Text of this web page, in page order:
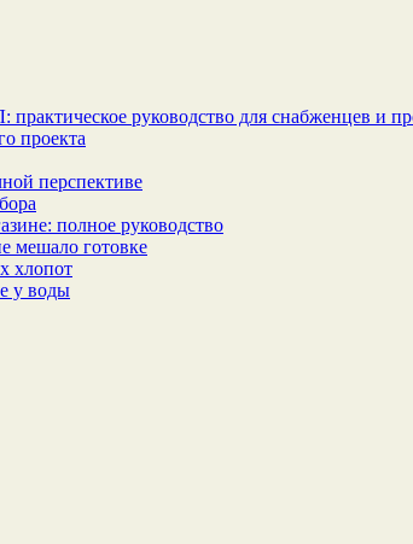
руководство для снабженцев и
проекта
перспективе
полное руководство
мешало готовке
хлопот
у воды